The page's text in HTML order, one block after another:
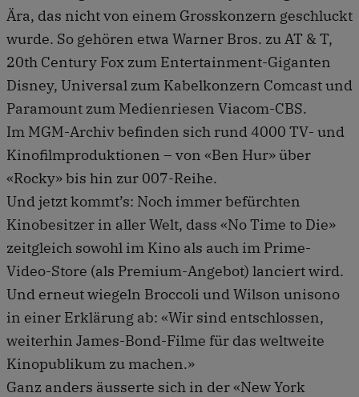
Ära, das nicht von einem Grosskonzern geschluckt
wurde. So gehören etwa Warner Bros. zu AT & T,
20th Century Fox zum Entertainment-Giganten
Disney, Universal zum Kabelkonzern Comcast und
Paramount zum Medienriesen Viacom-CBS.
Im MGM-Archiv befinden sich rund 4000 TV- und
Kinofilmproduktionen – von «Ben Hur» über
«Rocky» bis hin zur 007-Reihe.
Und jetzt kommt’s: Noch immer befürchten
Kinobesitzer in aller Welt, dass «No Time to Die»
zeitgleich sowohl im Kino als auch im Prime-
Video-Store (als Premium-Angebot) lanciert wird.
Und erneut wiegeln Broccoli und Wilson unisono
in einer Erklärung ab: «Wir sind entschlossen,
weiterhin James-Bond-Filme für das weltweite
Kinopublikum zu machen.»
Ganz anders äusserte sich in der «New York